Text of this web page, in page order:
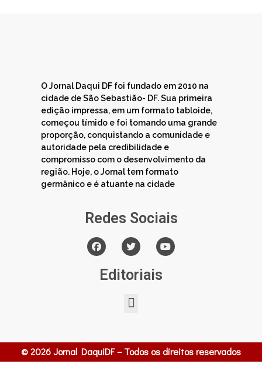
O Jornal Daqui DF foi fundado em 2010 na
cidade de São Sebastião- DF. Sua primeira
edição impressa, em um formato tabloide,
começou tímido e foi tomando uma grande
proporção, conquistando a comunidade e
autoridade pela credibilidade e
compromisso com o desenvolvimento da
região. Hoje, o Jornal tem formato
germânico e é atuante na cidade
Redes Sociais
Editoriais
© 2026 Jornal DaquiDF – Todos os direitos reservados